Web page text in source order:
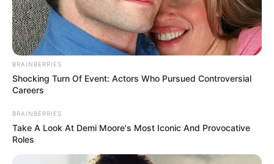
BRAINBERRIES
Shocking Turn Of Event: Actors Who Pursued Controversial
Careers
BRAINBERRIES
Take A Look At Demi Moore's Most Iconic And Provocative
Roles